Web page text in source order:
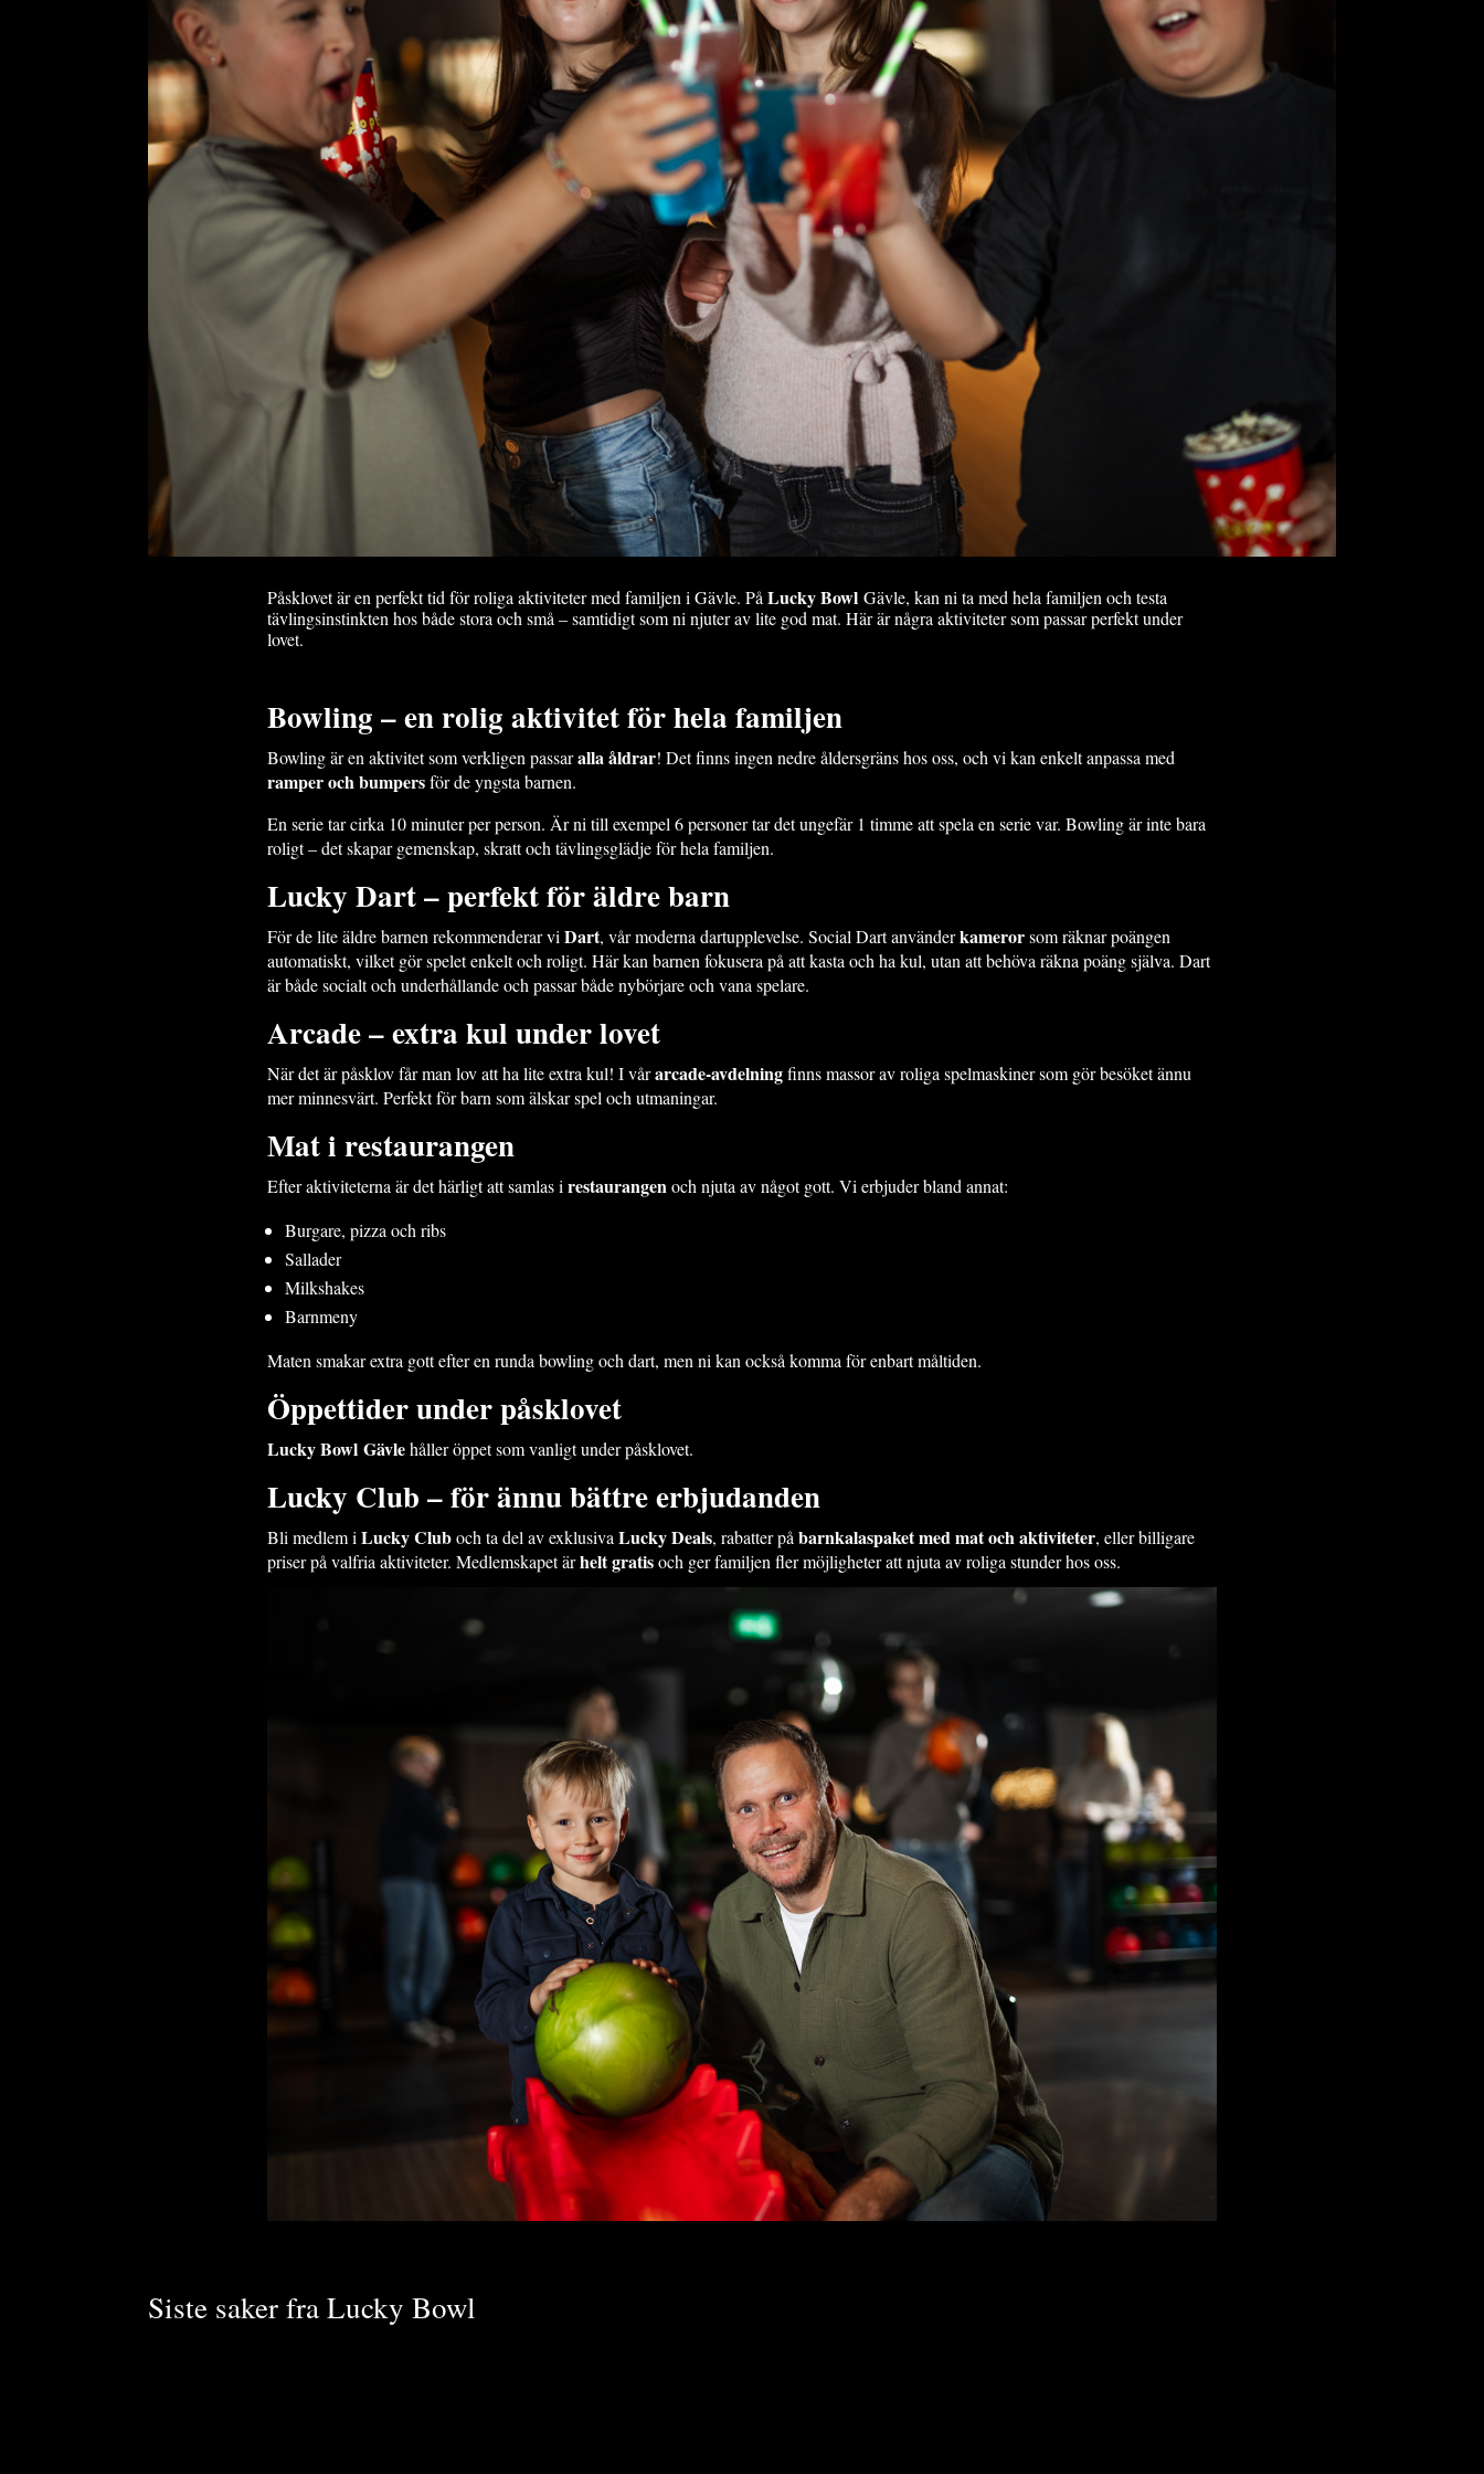
Påsklovet är en perfekt tid för roliga aktiviteter med familjen i Gävle. På Lucky Bowl Gävle, kan ni ta med hela familjen och testa
tävlingsinstinkten hos både stora och små – samtidigt som ni njuter av lite god mat. Här är några aktiviteter som passar perfekt under
lovet.
Bowling – en rolig aktivitet för hela familjen
Bowling är en aktivitet som verkligen passaralla åldrar! Det finns ingen nedre åldersgräns hos oss, och vi kan enkelt anpassa med
ramper och bumpersför de yngsta barnen.
En serie tar cirka 10 minuter per person. Är ni till exempel 6 personer tar det ungefär 1 timme att spela en serie var. Bowling är inte bara
roligt – det skapar gemenskap, skratt och tävlingsglädje för hela familjen.
Lucky Dart – perfekt för äldre barn
För de lite äldre barnen rekommenderar vi Dart, vår moderna dartupplevelse. Social Dart använderkamerorsom räknar poängen
automatiskt, vilket gör spelet enkelt och roligt. Här kan barnen fokusera på att kasta och ha kul, utan att behöva räkna poäng själva. Dart
är både socialt och underhållande och passar både nybörjare och vana spelare.
Arcade – extra kul under lovet
När det är påsklov får man lov att ha lite extra kul! I vårarcade-avdelningfinns massor av roliga spelmaskiner som gör besöket ännu
mer minnesvärt. Perfekt för barn som älskar spel och utmaningar.
Mat i restaurangen
Efter aktiviteterna är det härligt att samlas i restaurangen och njuta av något gott. Vi erbjuder bland annat:
Burgare, pizza och ribs
Sallader
Milkshakes
Barnmeny
Maten smakar extra gott efter en runda bowling och dart, men ni kan också komma för enbart måltiden.
Öppettider under påsklovet
Lucky Bowl Gävlehåller öppet som vanligt under påsklovet.
Lucky Club – för ännu bättre erbjudanden
Bli medlem i Lucky Cluboch ta del av exklusiva Lucky Deals, rabatter på barnkalaspaket med mat och aktiviteter, eller billigare
priser på valfria aktiviteter. Medlemskapet ärhelt gratisoch ger familjen fler möjligheter att njuta av roliga stunder hos oss.
Siste saker fra Lucky Bowl